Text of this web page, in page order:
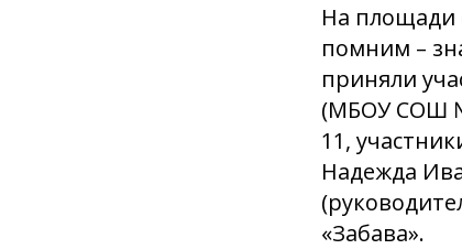
На площади
помним –
приняли
(МБОУ СОШ
11,
Надежда
«Забава».